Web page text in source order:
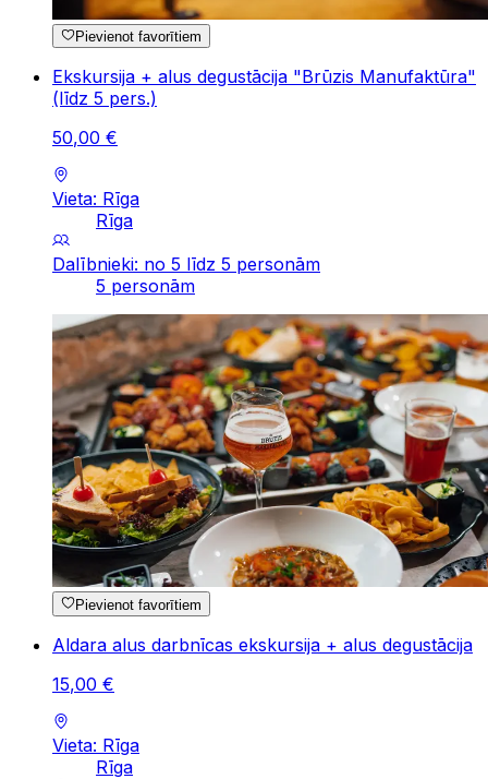
Pievienot favorītiem
Ekskursija + alus degustācija "Brūzis Manufaktūra"
(līdz 5 pers.)
50,00 €
Vieta: Rīga
Rīga
Dalībnieki: no 5 līdz 5 personām
5 personām
Pievienot favorītiem
Aldara alus darbnīcas ekskursija + alus degustācija
15,00 €
Vieta: Rīga
Rīga